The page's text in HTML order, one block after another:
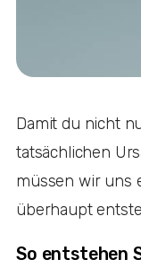
Damit du nicht
tatsächlichen
müssen wir uns
überhaupt
So entstehen